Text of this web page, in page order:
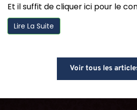
Et il suffit de cliquer ici pour le
Lire La Suite
Voir tous les